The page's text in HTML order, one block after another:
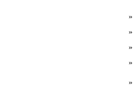
»
»
»
»
»